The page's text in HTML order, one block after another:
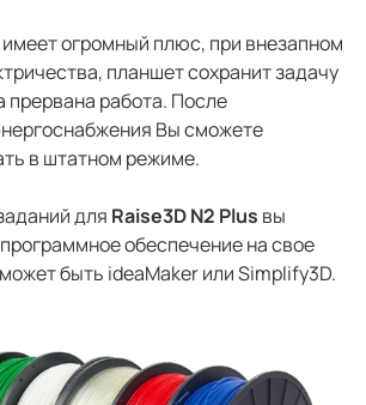
огромный плюс, при внезапном
планшет сохранит задачу
прервана работа. После
Вы сможете
в штатном режиме.
для Raise3D N2 Plus вы
обеспечение на свое
быть ideaMaker или Simplify3D.